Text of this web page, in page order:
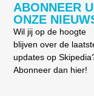
ABONNEER
ONZE
Wil jij op de hoogte
blijven over de
updates op
Abonneer dan hier!